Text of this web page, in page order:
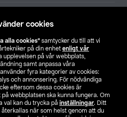
cookies
alla cookies” samtycker du till att vi
på din enhet enligt vår
på vår webbplats,
samt anpassa våra
fyra kategorier av cookies:
och annonsering. För nödvändiga
eftersom dessa cookies är
webbplatsen ska kunna fungera. Om
val kan du trycka på inställningar. Ditt
när som helst genom att du
Hitta butik
NO FI